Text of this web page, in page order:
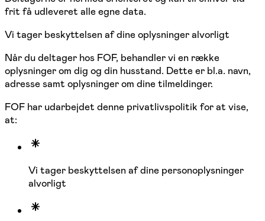
frit få udleveret alle egne data.
Vi tager beskyttelsen af dine oplysninger alvorligt
Når du deltager hos FOF, behandler vi en række
oplysninger om dig og din husstand. Dette er bl.a. navn,
adresse samt oplysninger om dine tilmeldinger.
FOF har udarbejdet denne privatlivspolitik for at vise,
at:
Vi tager beskyttelsen af dine personoplysninger
alvorligt